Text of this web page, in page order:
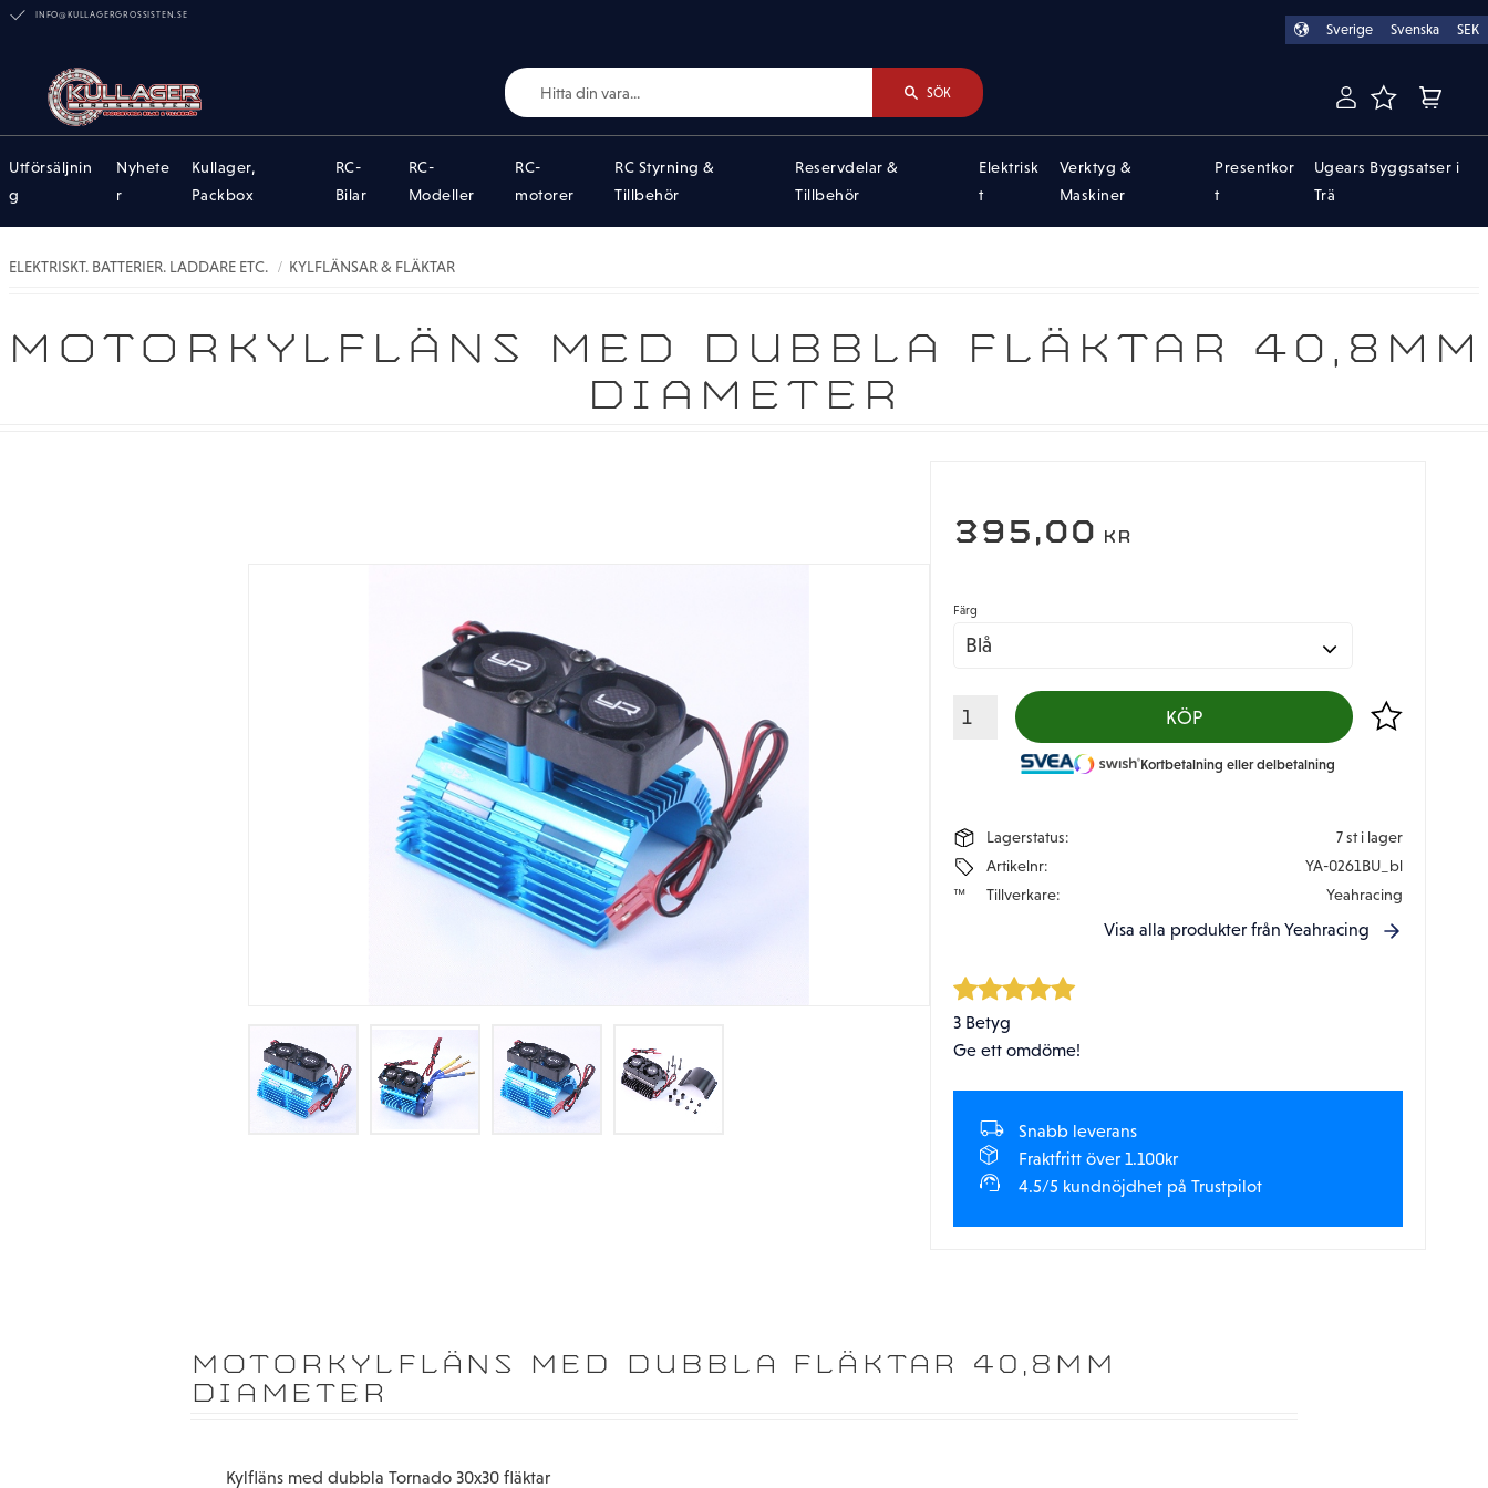
INFO@KULLAGERGROSSISTEN.SE
Sverige Svenska SEK
SÖK FAVORITER
Utförsäljnin
g
Nyhete
r
Kullager,
Packbox
RC-
Bilar
RC-
Modeller
RC-
motorer
RC Styrning &
Tillbehör
Reservdelar &
Tillbehör
Elektrisk
t
Verktyg &
Maskiner
Presentkor
t
Ugears Byggsatser i
Trä
ELEKTRISKT. BATTERIER. LADDARE ETC. KYLFLÄNSAR & FLÄKTAR
MOTORKYLFLÄNS MED DUBBLA FLÄKTAR 40,8MM
DIAMETER
395,00 KR
Färg
KÖP Lägg till i
Kortbetalning eller delbetalning
Lagerstatus
7 st i lager
Artikelnr
YA-0261BU_bl
Tillverkare
Yeahracing
Visa alla produkter från Yeahracing
3 Betyg
Ge ett omdöme!
Snabb leverans
Fraktfritt över 1.100kr
4.5/5 kundnöjdhet på Trustpilot
MOTORKYLFLÄNS MED DUBBLA FLÄKTAR 40,8MM
DIAMETER
Kylfläns med dubbla Tornado 30x30 fläktar